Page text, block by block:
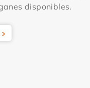
disponibles.